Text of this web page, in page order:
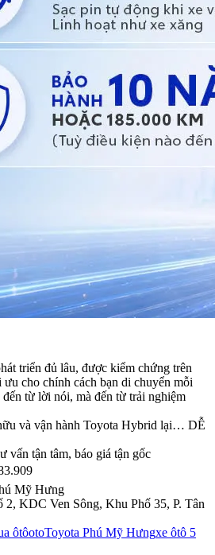
triển đủ lâu, được kiểm chứng trên
cho chính cách bạn di chuyển mỗi
từ lời nói, mà đến từ trải nghiệm
và vận hành Toyota Hybrid lại… DỄ
vấn tận tâm, báo giá tận gốc
Mỹ Hưng
KDC Ven Sông, Khu Phố 35, P. Tân
ôtôotoToyota Phú Mỹ Hưngxe ôtô 5